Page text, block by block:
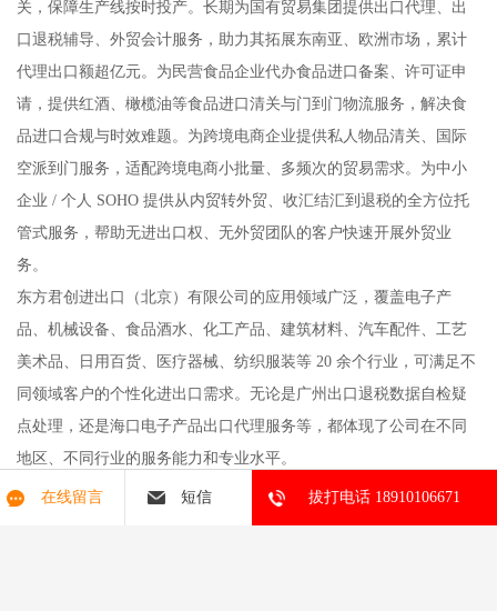
关，保障生产线按时投产。长期为国有贸易集团提供出口代理、出
口退税辅导、外贸会计服务，助力其拓展东南亚、欧洲市场，累计
代理出口额超亿元。为民营食品企业代办食品进口备案、许可证申
请，提供红酒、橄榄油等食品进口清关与门到门物流服务，解决食
品进口合规与时效难题。为跨境电商企业提供私人物品清关、国际
空派到门服务，适配跨境电商小批量、多频次的贸易需求。为中小
企业 / 个人 SOHO 提供从内贸转外贸、收汇结汇到退税的全方位托
管式服务，帮助无进出口权、无外贸团队的客户快速开展外贸业
务。
东方君创进出口（北京）有限公司的应用领域广泛，覆盖电子产
品、机械设备、食品酒水、化工产品、建筑材料、汽车配件、工艺
美术品、日用百货、医疗器械、纺织服装等 20 余个行业，可满足不
同领域客户的个性化进出口需求。无论是广州出口退税数据自检疑
点处理，还是海口电子产品出口代理服务等，都体现了公司在不同
地区、不同行业的服务能力和专业水平。
总之，东方君创进出口（北京）有限公司凭借其专业的团队、丰富
的经验、广泛的业务覆盖和良好的客户口碑，为企业和个人客户提
在线留言 短信 拔打电话 18910106671